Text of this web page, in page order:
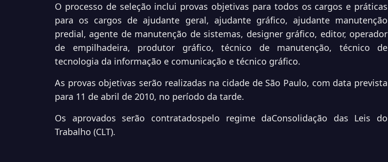
O processo de seleção inclui provas objetivas para todos os cargos e práticas
para os cargos de ajudante geral, ajudante gráfico, ajudante manutenção
predial, agente de manutenção de sistemas, designer gráfico, editor, operador
de empilhadeira, produtor gráfico, técnico de manutenção, técnico de
tecnologia da informação e comunicação e técnico gráfico.
As provas objetivas serão realizadas na cidade de São Paulo, com data prevista
para 11 de abril de 2010, no período da tarde.
Os aprovados serão contratadospelo regime daConsolidação das Leis do
Trabalho (CLT).